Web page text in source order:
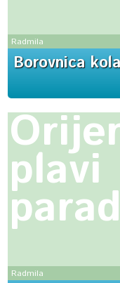
Radmila
Borovnica
plavi
Radmila